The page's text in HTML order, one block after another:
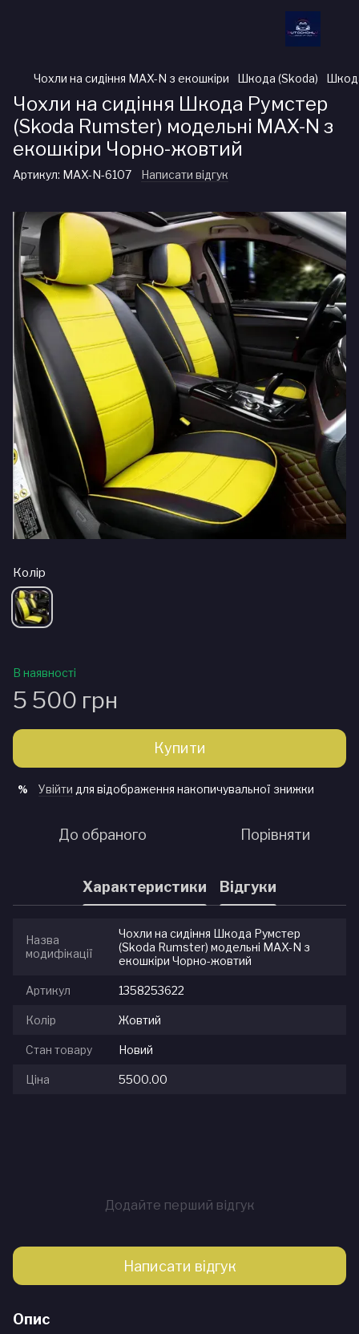
Чохли на сидіння MAX-N з екошкіри Шкода (Skoda)
Чохли на сидіння Шкода Румстер
(Skoda Rumster) модельні MAX-N з
екошкіри Чорно-жовтий
Артикул: MAX-N-6107 Написати відгук
Колір
В наявності
5 500 грн
Купити
% Увійти для відображення накопичувальної знижки
До обраного Порівняти
Характеристики Відгуки
Назва
модифікації
Чохли на сидіння Шкода Румстер
(Skoda Rumster) модельні MAX-N з
екошкіри Чорно-жовтий
Артикул 1358253622
Колір Жовтий
Стан товару Новий
Ціна 5500.00
Додайте перший відгук
Написати відгук
Опис